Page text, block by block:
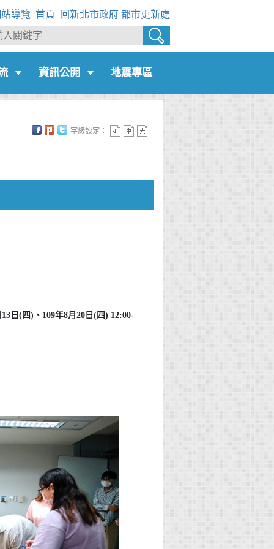
導覽 首頁 回新北市政府 都市更新處
資訊公開 地震專區
字級設定：
日(四)、109年8月20日(四) 12:00-